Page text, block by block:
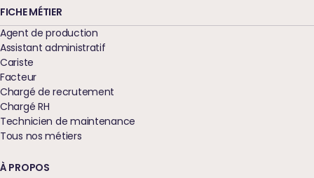
FICHE MÉTIER
Agent de production
Assistant administratif
Cariste
Facteur
Chargé de recrutement
Chargé RH
Technicien de maintenance
Tous nos métiers
À PROPOS